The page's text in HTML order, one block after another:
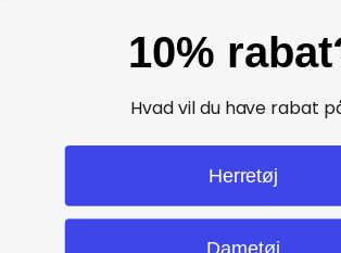
Hverdage fra kl. 10 - 16
10%
Hvad vil du have rabat
Herretøj